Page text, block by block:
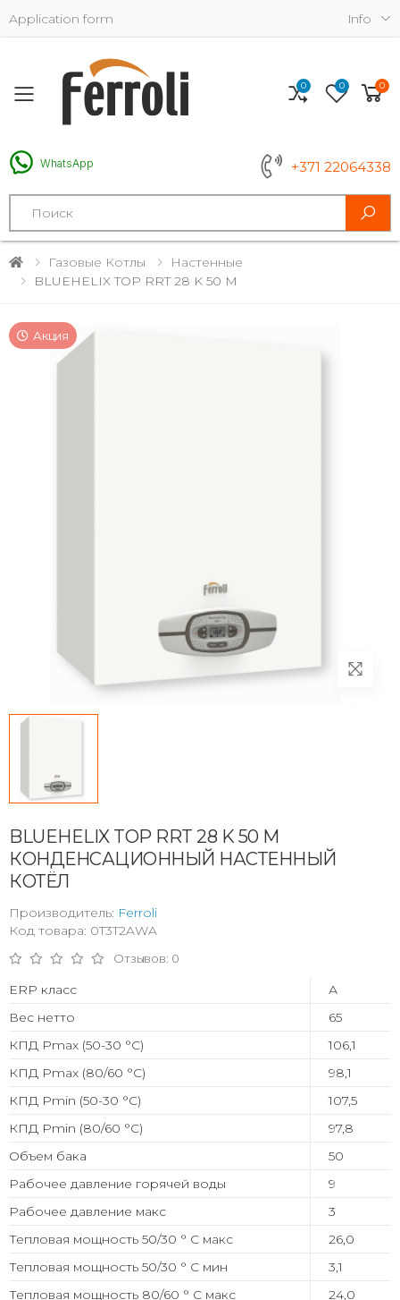
Application form Info
Toggle mobile menu
WhatsApp +371 22064338
Search
0 0 0
Газовые Котлы
Настенные
BLUEHELIX TOP RRT 28 K 50 M
Акция
BLUEHELIX TOP RRT 28 K 50 M
КОНДЕНСАЦИОННЫЙ НАСТЕННЫЙ
КОТЁЛ
Производитель: Ferroli
Код товара: 0T3T2AWA
Отзывов: 0
ERP класс
А
Вес нетто
65
КПД Pmax (50-30 °C)
106,1
КПД Pmax (80/60 °C)
98,1
КПД Pmin (50-30 °C)
107,5
КПД Pmin (80/60 °C)
97,8
Объем бака
50
Рабочее давление горячей воды
9
Рабочее давление макс
3
Тепловая мощность 50/30 ° C макс
26,0
Тепловая мощность 50/30 ° C мин
3,1
Тепловая мощность 80/60 ° C макс
24,0